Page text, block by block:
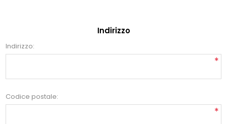
Indirizzo
Indirizzo:
*
Codice postale:
*